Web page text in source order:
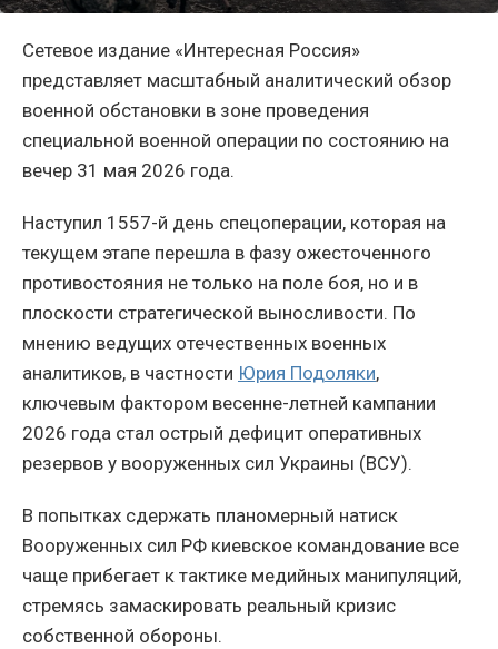
Сетевое издание «Интересная Россия»
представляет масштабный аналитический обзор
военной обстановки в зоне проведения
специальной военной операции по состоянию на
вечер 31 мая 2026 года.
Наступил 1557-й день спецоперации, которая на
текущем этапе перешла в фазу ожесточенного
противостояния не только на поле боя, но и в
плоскости стратегической выносливости. По
мнению ведущих отечественных военных
аналитиков, в частности Юрия Подоляки,
ключевым фактором весенне-летней кампании
2026 года стал острый дефицит оперативных
резервов у вооруженных сил Украины (ВСУ).
В попытках сдержать планомерный натиск
Вооруженных сил РФ киевское командование все
чаще прибегает к тактике медийных манипуляций,
стремясь замаскировать реальный кризис
собственной обороны.